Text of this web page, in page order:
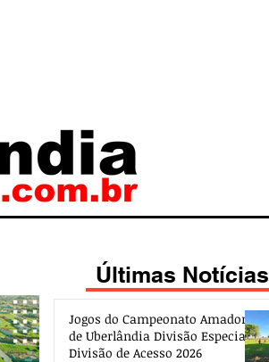
Últimas Notícias
Jogos do Campeonato Amador
de Uberlândia Divisão Especial e
Divisão de Acesso 2026